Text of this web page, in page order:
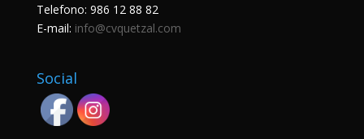
Telefono: 986 12 88 82
E-mail: info@cvquetzal.com
Social